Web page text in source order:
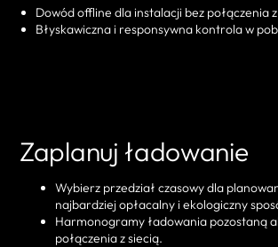
Dowód offline dla instalacji bez połączenia
Błyskawiczna i responsywna kontrola w
Zaplanuj ładowanie
Wybierz przedział czasowy dla
najbardziej opłacalny i ekologiczny
Harmonogramy ładowania pozostaną
połączenia z siecią.